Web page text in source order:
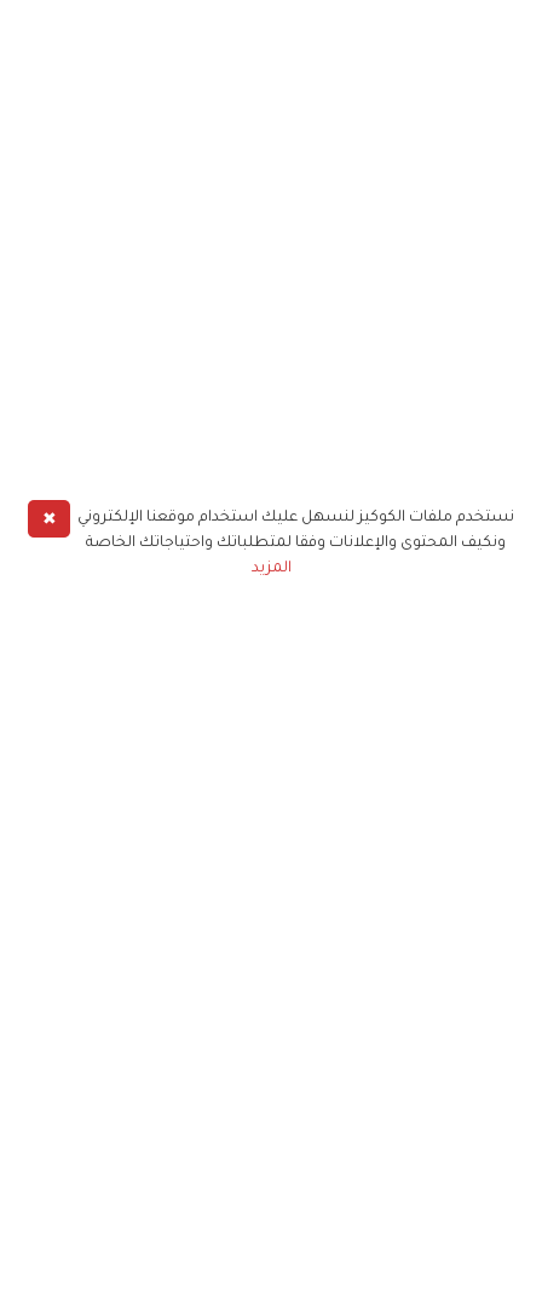
✖
نستخدم ملفات الكوكيز لنسهل عليك استخدام موقعنا الإلكتروني
ونكيف المحتوى والإعلانات وفقا لمتطلباتك واحتياجاتك الخاصة
المزيد